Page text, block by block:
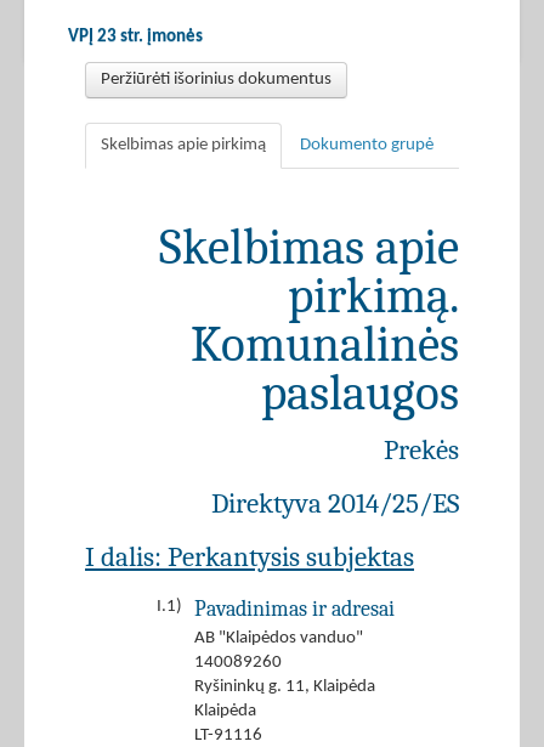
VPĮ 23 str. įmonės
Peržiūrėti išorinius dokumentus
Skelbimas apie pirkimą Dokumento grupė
Skelbimas apie
pirkimą.
Komunalinės
paslaugos
Prekės
Direktyva 2014/25/ES
I dalis: Perkantysis subjektas
I.1) Pavadinimas ir adresai
AB "Klaipėdos vanduo"
140089260
Ryšininkų g. 11, Klaipėda
Klaipėda
LT-91116